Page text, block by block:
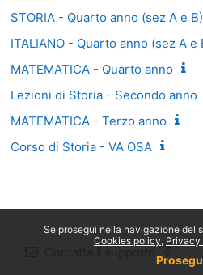
STORIA - Quarto anno (sez A e B)
ITALIANO - Quarto anno (sez A e
MATEMATICA - Quarto anno
Lezioni di Storia - Secondo anno
MATEMATICA - Terzo anno
Corso di Storia - VA OSA
Contatta il supporto
Se prosegui nella navigazione del
Cookies policy Privacy